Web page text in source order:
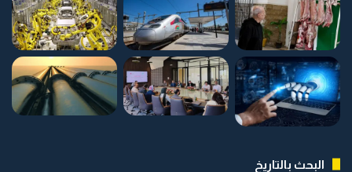
البحث بالتاريخ